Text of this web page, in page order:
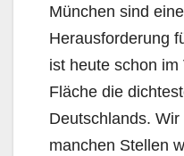
München sind
Herausforderung
ist heute schon
Fläche die
Deutschlands.
manchen Stellen